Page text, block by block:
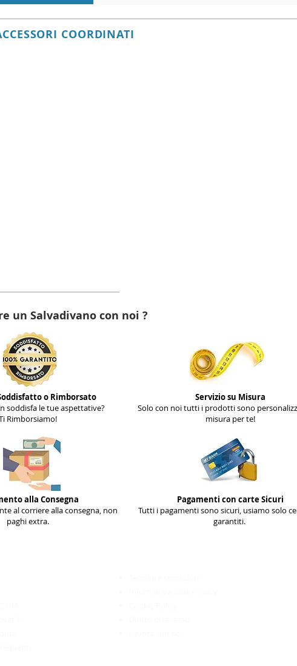
COORDINATI
un Salvadivano con noi ?
o Rimborsato
soddisfa le tue aspettative?
Rimborsiamo!
alla Consegna
al corriere alla consegna, non
paghi extra.
Servizio su Misura
Solo con noi tutti i prodotti sono
misura per te!
Pagamenti con carte Sicuri
Tutti i pagamenti sono sicuri, usiamo solo
garantiti.